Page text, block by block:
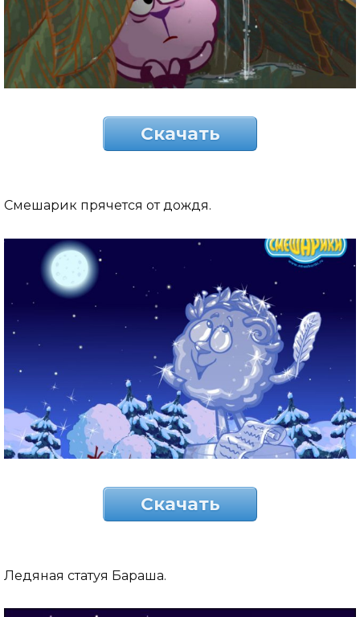
Скачать
Смешарик прячется от дождя.
Скачать
Ледяная статуя Бараша.